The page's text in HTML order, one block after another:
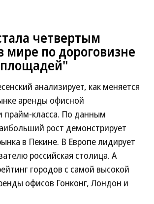
четвертым
мире по дороговизне
анализирует, как меняется
аренды офисной
прайм-класса. По данным
рост демонстрирует
в Пекине. В Европе лидирует
российская столица. А
городов с самой высокой
офисов Гонконг, Лондон и